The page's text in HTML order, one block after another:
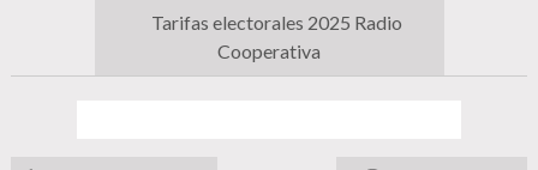
Tarifas electorales 2025 Radio
Cooperativa